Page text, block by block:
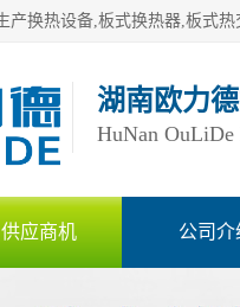
湖南欧力
HuNan OuLiDe
供应商机 公司介